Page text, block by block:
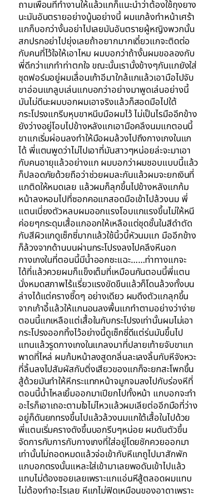
ถามเพื่อนที่ทำงานให้แล้วแกก็แนะนำว่าต้องใช้ถุงยาง
นะมันอันตรายอย่างนู้นอย่างนี้ ผมแกล้งทำหน้าเศร้า
แกก็บอกว่างั้นอย่าไปเลยมันอันตรายผู้หญิงพวกนั้น
สกปรกอย่าไปยุ่งเลยถ้าอยากมากเดี๋ยวแกจะติดต่อ
กับคนที่ไว้ใจให้เอาไหม ผมบอกว่าถ้างั้นผมขอลองกับ
พี่ดีกว่าแกทำท่าตกใจ ขณะนั้นเรานั้งข้างๆกันแกยังใส่
ชุดฟอร์มอยู่ผมเลื่อนเก้าอีมาใกล้แกแล้วเอามือไปจับ
ขาอ่อนแกลูบเล่นแกบอกว่าอย่างมาพูดเล่นอย่างนี้
มันไม่ดีนะผมบอกผมเอาจริงแล้วก็สอดมือไปใต้
กระโปรงแกรีบหุบขาหนีบมือผมไว้ ไม่เป็นไรมืออีกข้าง
ยังว่างอยู่โอบไปข้างหลังแกเอามือคลึงนมแกตอนนี้
ขาแกเริ่มผ่อนลงทำให้มือผมล้วงไปถึงกางเกงในแก
ได้ พี่แตนพูดว่าไม่ไปเอาที่มันสาวๆหน่อยล่ะจะมาเอา
กับคนอายุแล้วอย่างแก ผมบอกว่าผมชอบแบบนี้แล้ว
ก็ปลอดภัยด้วยถือว่าช่วยผมละกันแล้วผมจะยกเงินที่
แกติดให้หมดเลย แล้วผมก็ลุกขึ้นไปข้างหลังแกก้ม
หน้าลงหอมไปที่ซอกคอแกสอดมือเข้าไปล้วงนม พี่
แตนเบี่ยงตัวหลบผมออกแรงโอบแกแรงขึ้นไม่ให้หนี
ค่อยๆกระดุมเสื้อแกออกให้เหลือแต่ชุดชั้นในสีดำตัด
กับสีผิวแกดูเซ็กซี่มากแล้วใช้นิ้วบี้หัวนมแก มืออีกข้าง
ก็ล้วงจากด้านบนผ่านกระโปรงลงไปคลึงหีนอก
กางเกงในที่ตอนนี้มีน้ำออกซะแฉะ……ท่าทางแกจะ
ได้ที่แล้วควยผมก็แข็งเต็มที่เหมือนกันตอนนี้พี่แตน
นั่งหมดสภาพไร้แรี่ยวแรงขัดขืนแล้วก็โดนล้วงทั้งบน
ล่างได้แต่ครางซี๊ดๆ อย่างเดียว ผมดึงตัวแกลุกขึ้น
จากเก้าอี้แล้วให้แกนอนลงพื้นแกทำตามอย่างว่าง่าย
ตอนนี้แกเหลือแต่เสื้อในกับกระโปรงเท่านั้นผมไม่เอา
กระโปรงออกทิ้งไว้อย่างนี้ดูเซ็กซี่ดีแต่ร่นมันขึ้นไป
แทนแล้วรูดกางเกงในแกลงมาที่ปลายเท้ายจับขาแก
พาดที่ไหล่ ผมก้มหน้าลงสูดกลิ่นละเลงลิ้นกับหีจังหวะ
ที่ลิ้นลงไปสัมผัสกับติ่งเสียวของแกก็จะยกสะโพกขึ้น
สู้ด้วยมันทำให้หีกระแทกหน้าจมูกจมลงไปกับร่องหีที่
ตอนนี้น้ำไหลเยิ้มออกมาเปียกไปทั้งหน้า แกบอกจะทำ
อะไรก็เอาเถอะตามใจไม่ไหวแล้วผมเลียต่ออีกมือที่ว่าง
อยู่ก็ดันยกทรงขึ้นไปแล้วล้วงนมแกใต้เสื้อในไปด้วย
พี่แตนเริ่มครางดังขึ้นบอกรีบๆหน่อย ผมดันตัวขึ้น
จัดการกับการกับกางเกงที่ใส่อยู่โดยชักควยออกมา
เท่านั้นไม่ถอดหมดแล้วจ่อเข้ากับหีแกถูไปมาสักพัก
แกบอกตรงนั้นแหละใส่เข้ามาเลยพอดันเข้าไปแล้ว
แทบไม่ต้องซอยเลยเพราะแกแอ่นหีสู้ตลอดผมแทบ
ไม่ต้องทำอะไรเลย หีแกไม่ฟิดเหมือนของอาดาเพราะ